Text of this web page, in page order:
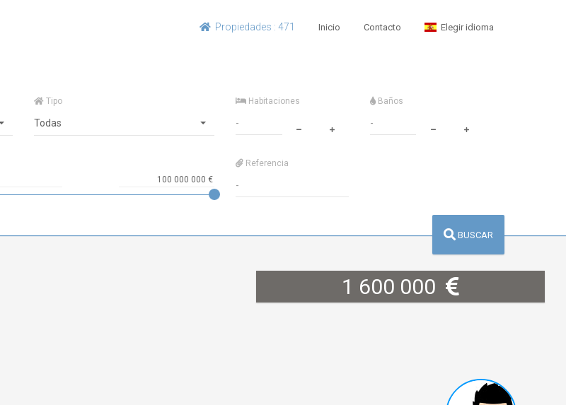
Propiedades : 471 Inicio Contacto Elegir idioma
Tipo
Todas
Habitaciones Baños
Referencia
BUSCAR
1 600 000